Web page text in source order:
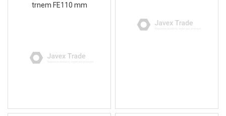
trnem FE110 mm